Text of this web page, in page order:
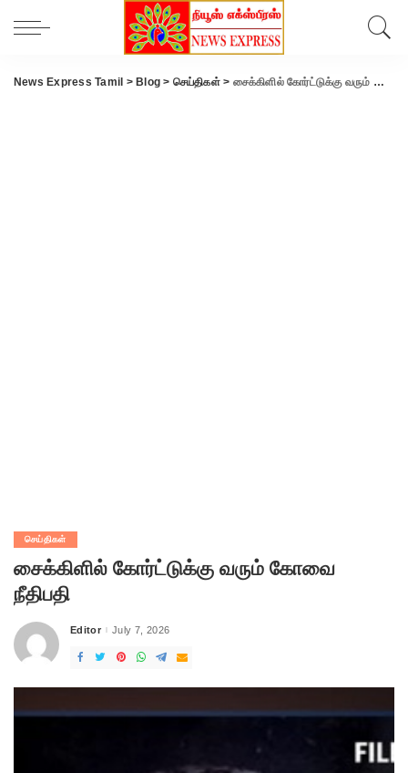
News Express Tamil > Blog > செய்திகள்> சைக்கிளில் கோர்ட்டுக்கு வரும் கோவை நீதிபதி
செய்திகள்
சைக்கிளில் கோர்ட்டுக்கு வரும் கோவை
நீதிபதி
Posted
Editor July 7, 2026